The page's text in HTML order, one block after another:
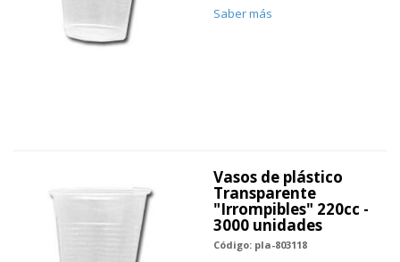
Saber más
Vasos de plástico
Transparente
"Irrompibles" 220cc -
3000 unidades
Código: pla-803118